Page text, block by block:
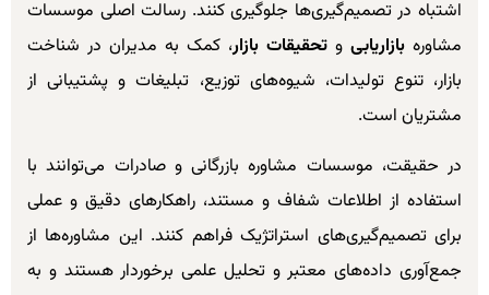
اشتباه در تصمیم‌گیری‌ها جلوگیری کنند. رسالت اصلی موسسات
مشاوره بازاریابی و تحقیقات بازار، کمک به مدیران در شناخت
بازار، تنوع تولیدات، شیوه‌های توزیع، تبلیغات و پشتیبانی از
مشتریان است.
در حقیقت، موسسات مشاوره بازرگانی و صادرات می‌توانند با
استفاده از اطلاعات شفاف و مستند، راهکارهای دقیق و عملی
برای تصمیم‌گیری‌های استراتژیک فراهم کنند. این مشاوره‌ها از
جمع‌آوری داده‌های معتبر و تحلیل علمی برخوردار هستند و به